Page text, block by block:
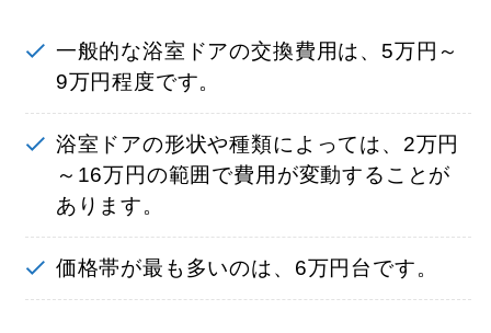
一般的な浴室ドアの交換費用は、5万円～
9万円程度です。
浴室ドアの形状や種類によっては、2万円
～16万円の範囲で費用が変動することが
あります。
価格帯が最も多いのは、6万円台です。